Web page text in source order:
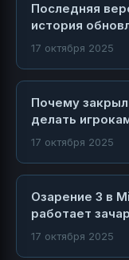
Последняя
история
17 октября 2025
Почему
делать
17 октября 2025
Озарение 3 в
работает
17 октября 2025